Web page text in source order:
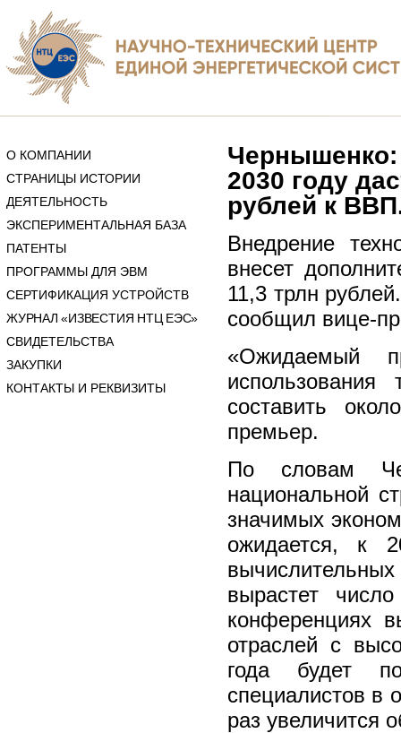
О КОМПАНИИ
СТРАНИЦЫ ИСТОРИИ
ДЕЯТЕЛЬНОСТЬ
ЭКСПЕРИМЕНТАЛЬНАЯ БАЗА
ПАТЕНТЫ
ПРОГРАММЫ ДЛЯ ЭВМ
СЕРТИФИКАЦИЯ УСТРОЙСТВ
ЖУРНАЛ «ИЗВЕСТИЯ НТЦ ЕЭС»
СВИДЕТЕЛЬСТВА
ЗАКУПКИ
КОНТАКТЫ И РЕКВИЗИТЫ
Чернышенко:
2030 году
рублей к
Внедрение
внесет
11,3 трлн
сообщил вице-
«Ожидаемый
составить
премьер.
По словам
национальной
значимых
ожидается, к
вырастет
конференциях
отраслей с
года будет
специалистов в
раз увеличится